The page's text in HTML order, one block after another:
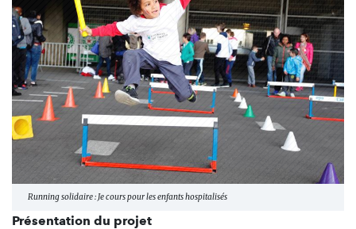
Running solidaire : Je cours pour les enfants hospitalisés
Présentation du projet